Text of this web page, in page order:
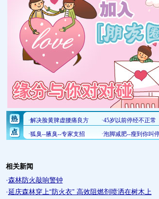
相关新闻
·森林防火敲响警钟
·延庆森林穿上“防火衣” 高效阻燃剂喷洒在树木上